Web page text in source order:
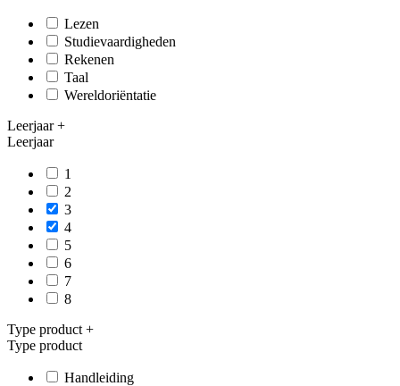
Lezen
Studievaardigheden
Rekenen
Taal
Wereldoriëntatie
Leerjaar+
Leerjaar
1
2
3
4
5
6
7
8
Type product +
Type product
Handleiding